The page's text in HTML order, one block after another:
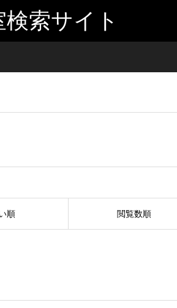
索サイト
順 閲覧数順